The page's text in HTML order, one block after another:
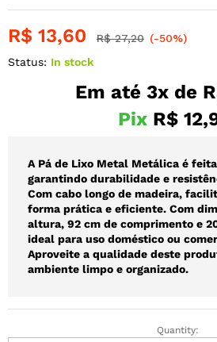
R$ 13,60 R$27,20 (-50%)
Status: In stock
Em até 3x de
Pix R$
A Pá de Lixo Metal Metálica é
garantindo durabilidade e
Com cabo longo de madeira,
forma prática e eficiente. Com
altura, 92 cm de comprimento e
ideal para uso doméstico ou
Aproveite a qualidade deste
ambiente limpo e organizado.
Quantity: